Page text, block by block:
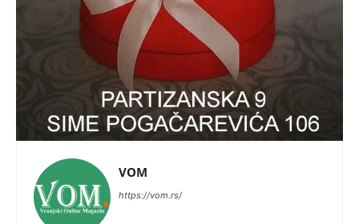
VOM
https://vom.rs/